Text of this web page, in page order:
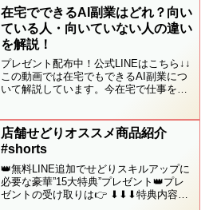
程中未對演員或兒童造成任何傷害，請理
性觀看，不要模仿！#ch...
在宅でできるAI副業はどれ？向い
ている人・向いていない人の違い
を解説！
プレゼント配布中！公式LINEはこちら↓↓
この動画では在宅でもできるAI副業につ
いて解説しています。今在宅で仕事をす
の方も、学生の方も副業で月収を得るこ
とが可能です。...
店舗せどりオススメ商品紹介
#shorts
👑無料LINE追加でせどりスキルアップに
必要な豪華”15大特典”プレゼント👑プレ
ゼントの受け取りは👉 ⬇︎⬇︎⬇︎特典内容の